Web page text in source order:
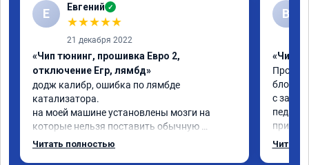
Е Евгений ✓
★★★★★
21 декабря 2022
«Чип тюнинг, прошивка Евро 2,
отключение Егр, лямбд»
додж калибр, ошибка по лямбде
катализатора.
на моей машине установлены мозги на
которые нельзя поставить обычную
прошивку под евро 2.
Читать полностью
В
«Чип
с
педаль
Читать